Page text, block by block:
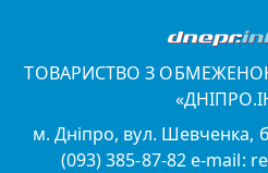
ТОВАРИСТВО З
м. Дніпро, вул. Шевченка,
(093) 385-87-82 e-mail: